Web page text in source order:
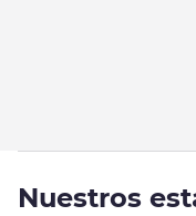
Nuestros